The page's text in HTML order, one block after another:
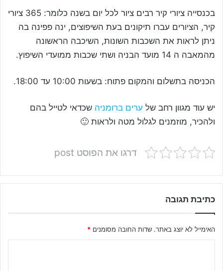
בכנסייה ציורי קיר רבים ציור לכל יום בשנה כלומר: 365 ציורי
קיר, הציורים עברו תיקונים בעת השיפוצים, ינה פפינה בה
ניתן לראות את השכבות השונות, השיכבה הראשונה
מהמאבה ה 14 מועד הבניה ושתי שכבות ממועדי השיפוץ.
הכניסה בתשלום והמקום פתוח: בשעות 10:00 עד 18:00.
יש עוד מגוון רחב של ערים ברומניה שכדאי לטייל בהם
ולהכיר, מוזמנים לגלול מטה ולראות 🙂
דרגו את הפוסט post
כתיבת תגובה
האימייל לא יוצג באתר. שדות החובה מסומנים *